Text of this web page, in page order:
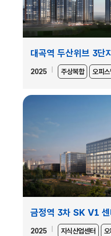
대곡역 두산위브 3단
2025 주상복합 오피
금정역 3차 SK V1 센
2025 지식산업센터 오